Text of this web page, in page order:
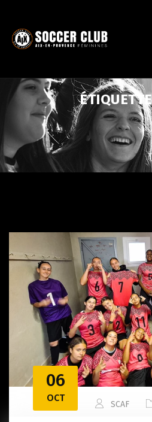
?>
06
OCT
SCAF